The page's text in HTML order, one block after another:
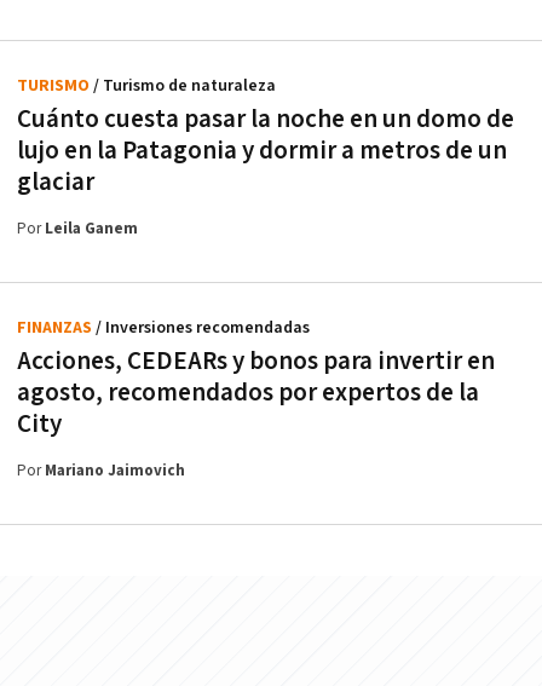
Cuánto cuesta pasar la noche en un domo de
lujo en la Patagonia y dormir a metros de un
glaciar
TURISMO / Turismo de naturaleza
PorLeila Ganem
Acciones, CEDEARs y bonos para invertir en
agosto, recomendados por expertos de la
City
FINANZAS / Inversiones recomendadas
PorMariano Jaimovich